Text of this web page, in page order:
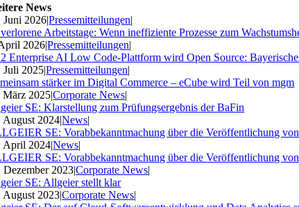
News
Juni 2026|Pressemitteilungen|
Arbeitstage: Wenn ineffiziente Prozesse zum
2026|Pressemitteilungen|
Enterprise AI Low Code-Plattform wird Open Source:
Juli 2025|Pressemitteilungen|
stärker im Digital Commerce – eCube wird Teil von mgm
März 2025|Corporate News|
SE: Klarstellung zum Prüfungsergebnis der BaFin
August 2024|News|
SE: Vorabbekanntmachung über die Veröffentlichung
April 2024|News|
SE: Vorabbekanntmachung über die Veröffentlichung
Dezember 2023|Corporate News|
SE: Allgeier stellt klar
August 2023|Corporate News|